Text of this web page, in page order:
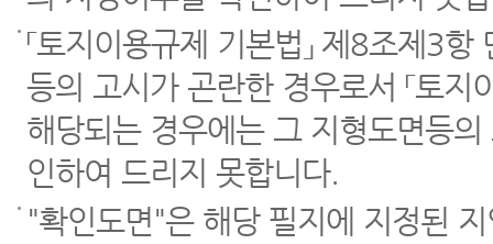
「토지이용규제 기본법」 제8조제3
등의 고시가 곤란한 경우로서 「토
해당되는 경우에는 그 지형도면등
인하여 드리지 못합니다.
"확인도면"은 해당 필지에 지정된